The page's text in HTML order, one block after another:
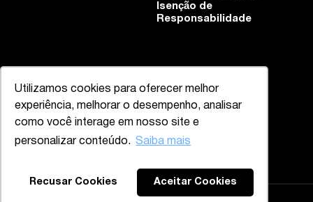
Utilizamos cookies para oferecer melhor
experiência, melhorar o desempenho, analisar
como você interage em nosso site e
personalizar conteúdo. Saiba mais
Recusar Cookies Aceitar Cookies
Isenção de
Responsabilidade